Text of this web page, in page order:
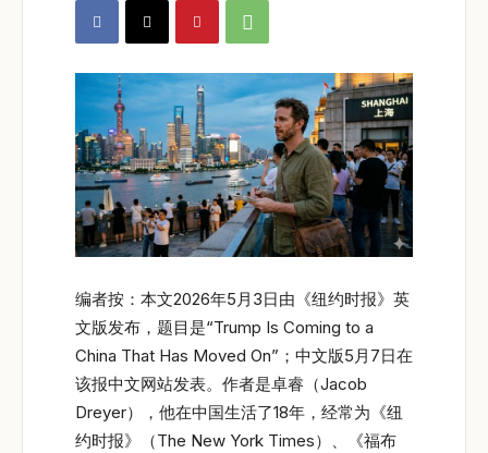
编者按：本文2026年5月3日由《纽约时报》英
文版发布，题目是“Trump Is Coming to a
China That Has Moved On”；中文版5月7日在
该报中文网站发表。作者是卓睿（Jacob
Dreyer），他在中国生活了18年，经常为《纽
约时报》（The New York Times）、《福布